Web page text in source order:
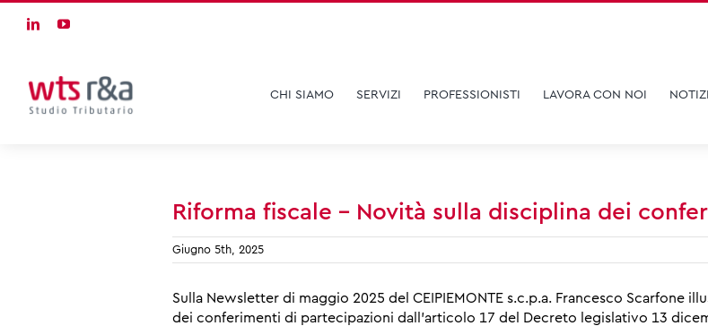
LinkedInYouTube
CHI SIAMO SERVIZI PROFESSIONISTI LAVORA CON NOI
Riforma fiscale – Novità sulla disciplina dei
Giugno 5th, 2025
Sulla Newsletter di maggio 2025 del CEIPIEMONTE s.c.p.a. Francesco Scarfone
dei conferimenti di partecipazioni dall’articolo 17 del Decreto legislativo 13